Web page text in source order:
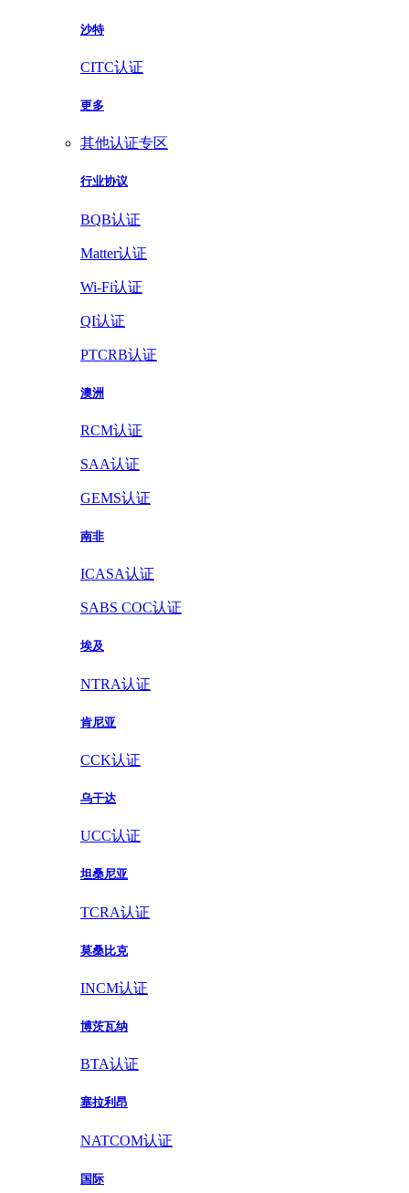
沙特
CITC认证
更多
其他认证专区
行业协议
BQB认证
Matter认证
Wi-Fi认证
QI认证
PTCRB认证
澳洲
RCM认证
SAA认证
GEMS认证
南非
ICASA认证
SABS COC认证
埃及
NTRA认证
肯尼亚
CCK认证
乌干达
UCC认证
坦桑尼亚
TCRA认证
莫桑比克
INCM认证
博茨瓦纳
BTA认证
塞拉利昂
NATCOM认证
国际